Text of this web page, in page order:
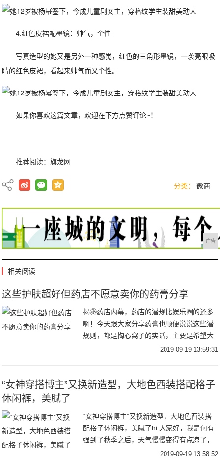
4.红色皮裙配墨镜：帅气，个性
写真造型的她又是另外一种感觉，红色的三角形墨镜，一袭亮眼吸
睛的红色皮裙，看起来帅气而又个性。
如果你喜欢这篇文章，欢迎在下方点赞评论~！
推荐阅读：旗龙网
分类： 微商
广告
相关阅读
这些护肤超好但药店不愿意卖你的药膏分享
揭㊙️药店内幕，药店的潜规比娱乐圈的还多
啊！今天跟大家分享药膏也顺便说说这些潜
规则，都是掏心窝子的实话，主要是希望大
家去买药的避开了药店陷阱，家中必备的小
2019-09-19 13:59:31
“女神穿搭博主”又换新造型，大地色西装搭配格子
休闲裤，美腻了
“女神穿搭博主”又换新造型，大地色西装搭
配格子休闲裤，美腻了hi 大家好，我是何有
强到了秋季之后，天气慢慢变得有点凉了，
那么我们的衣柜里面就得换衣服啦，但是对
2019-09-19 13:58:52